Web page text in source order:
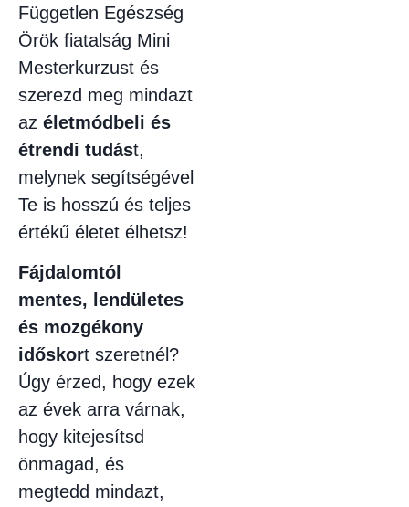
Független Egészség
Örök fiatalság Mini
Mesterkurzust és
szerezd meg mindazt
az életmódbeli és
étrendi tudást,
melynek segítségével
Te is hosszú és teljes
értékű életet élhetsz!
Fájdalomtól
mentes, lendületes
és mozgékony
időskort szeretnél?
Úgy érzed, hogy ezek
az évek arra várnak,
hogy kitejesítsd
önmagad, és
megtedd mindazt,